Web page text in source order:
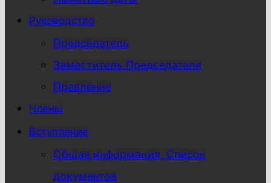
Руководство
Председатель
Заместитель Председателя
Правление
Члены
Вступление
Общая информация, Список
документов